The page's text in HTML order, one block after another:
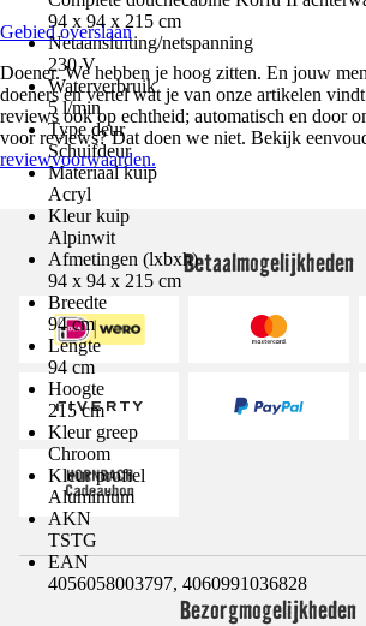
94 x 94 x 215 cm
Netaansluiting/netspanning
230 V
Waterverbruik
5 l/min
Type deur
Schuifdeur
Materiaal kuip
Acryl
Kleur kuip
Alpinwit
Afmetingen (lxbxh)
94 x 94 x 215 cm
Breedte
94 cm
Lengte
94 cm
Hoogte
215 cm
Kleur greep
Chroom
Kleur profiel
Aluminium
AKN
TSTG
EAN
4056058003797, 4060991036828
Gebied overslaan
Doener. We hebben je hoog zitten. En jouw
doeners en vertel wat je van onze artikelen
reviews ook op echtheid; automatisch en door
voor reviews? Dat doen we niet. Bekijk
reviewvoorwaarden.
Betaalmogelijkheden
Bezorgmogelijkheden